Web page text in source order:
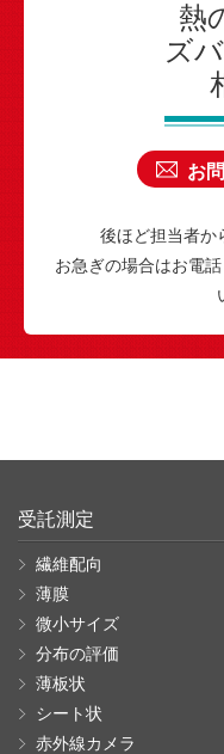
熱
ズ
お
後ほど担当者か
お急ぎの場合はお電
受託測定
繊維配向
薄膜
微小サイズ
分布の評価
薄板状
シート状
赤外線カメラ